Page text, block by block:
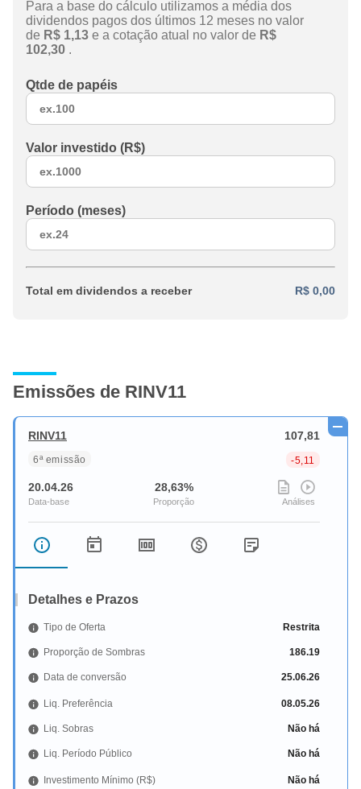
Para a base do cálculo utilizamos a média dos
dividendos pagos dos últimos 12 meses no valor
de R$ 1,13 e a cotação atual no valor de R$
102,30 .
Qtde de papéis
Valor investido (R$)
Período (meses)
Total em dividendos a receber R$ 0,00
Emissões de RINV11
RINV11
6ª emissão
107,81
-5,11
20.04.26 28,63%
Detalhes e Prazos
Tipo de Oferta Restrita
Proporção de Sombras 186.19
Data de conversão 25.06.26
Liq. Preferência 08.05.26
Liq. Sobras Não há
Liq. Período Público Não há
Investimento Mínimo (R$) Não há